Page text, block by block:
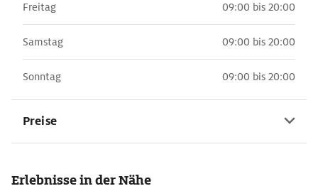
Freitag 09:00 bis 20:00
Samstag 09:00 bis 20:00
Sonntag 09:00 bis 20:00
Preise
Erlebnisse in der Nähe